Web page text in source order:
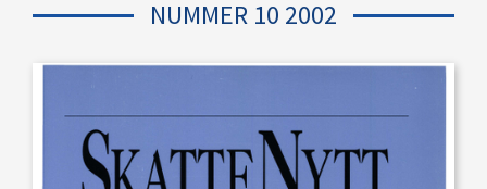
NUMMER 10 2002